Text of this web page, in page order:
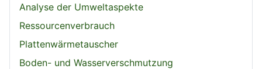
Analyse der Umweltaspekte
Ressourcenverbrauch
Plattenwärmetauscher
Boden- und Wasserverschmutzung